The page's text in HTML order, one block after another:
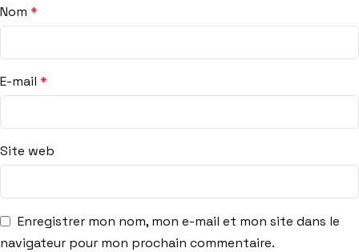
Nom *
E-mail *
Site web
Enregistrer mon nom, mon e-mail et mon site dans le
navigateur pour mon prochain commentaire.